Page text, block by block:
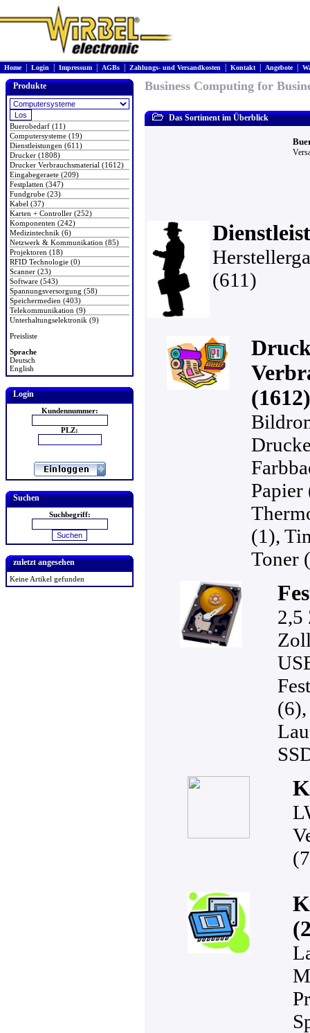
Home| Login Impressum AGBs Zahlungs- und Versandkosten Kontakt| Angebote|
Produkte
Buerobedarf (11)
Computersysteme (19)
Dienstleistungen (611)
Drucker (1808)
Drucker Verbrauchsmaterial (1612)
Eingabegeraete (209)
Festplatten (347)
Fundgrube (23)
Kabel (37)
Karten + Controller (252)
Komponenten (242)
Medizintechnik (6)
Netzwerk & Kommunikation (85)
Projektoren (18)
RFID Technologie (0)
Scanner (23)
Software (543)
Spannungsversorgung (58)
Speichermedien (403)
Telekommunikation (9)
Unterhaltungselektronik (9)
Preisliste
Sprache
Deutsch
English
Login
Kundennummer:
PLZ:
Suchen
Suchbegriff:
zuletzt angesehen
Keine Artikel gefunden
Business Computing for
Das Sortiment im Überblick
(611)
(1612)
Papier
(1),
Toner
2,5
(6)